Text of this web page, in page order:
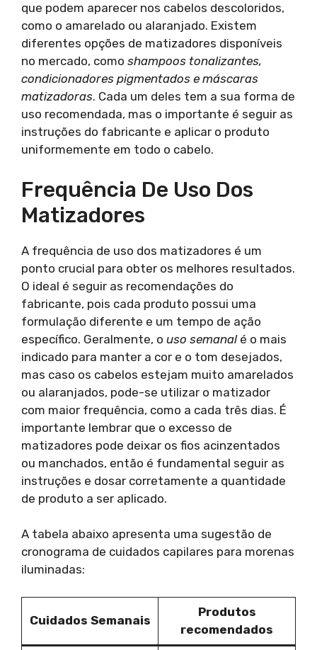
que podem aparecer nos cabelos descoloridos,
como o amarelado ou alaranjado. Existem
diferentes opções de matizadores disponíveis
no mercado, como shampoos tonalizantes,
condicionadores pigmentados e máscaras
matizadoras. Cada um deles tem a sua forma de
uso recomendada, mas o importante é seguir as
instruções do fabricante e aplicar o produto
uniformemente em todo o cabelo.
Frequência De Uso Dos
Matizadores
A frequência de uso dos matizadores é um
ponto crucial para obter os melhores resultados.
O ideal é seguir as recomendações do
fabricante, pois cada produto possui uma
formulação diferente e um tempo de ação
específico. Geralmente, o uso semanalé o mais
indicado para manter a cor e o tom desejados,
mas caso os cabelos estejam muito amarelados
ou alaranjados, pode-se utilizar o matizador
com maior frequência, como a cada três dias. É
importante lembrar que o excesso de
matizadores pode deixar os fios acinzentados
ou manchados, então é fundamental seguir as
instruções e dosar corretamente a quantidade
de produto a ser aplicado.
A tabela abaixo apresenta uma sugestão de
cronograma de cuidados capilares para morenas
iluminadas:
Cuidados Semanais
Produtos
recomendados